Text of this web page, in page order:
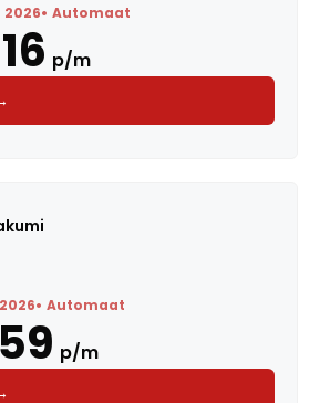
2026 Automaat
p/m
2026 Automaat
p/m